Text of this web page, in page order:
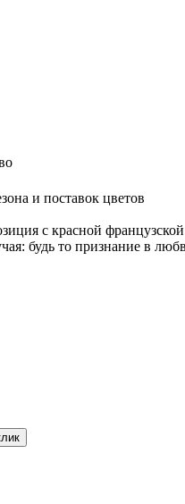
и поставок цветов
с красной
будь то признание в